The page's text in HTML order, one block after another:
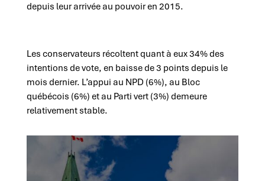
depuis leur arrivée au pouvoir en 2015.
Les conservateurs récoltent quant à eux 34% des
intentions de vote, en baisse de 3 points depuis le
mois dernier. L’appui au NPD (6%), au Bloc
québécois (6%) et au Parti vert (3%) demeure
relativement stable.